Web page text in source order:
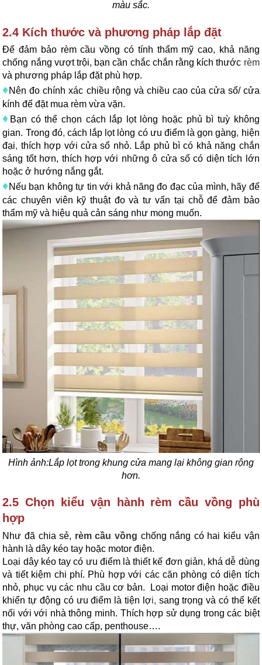
màu sắc.
2.4 Kích thước và phương pháp lắp đặt
Để đảm bảo rèm cầu vồng có tính thẩm mỹ cao, khả năng
chống nắng vượt trội, bạn cần chắc chắn rằng kích thước rèm
và phương pháp lắp đặt phù hợp.
♦Nên đo chính xác chiều rộng và chiều cao của cửa sổ/ cửa
kính để đặt mua rèm vừa vặn.
♦ Bạn có thể chọn cách lắp lọt lòng hoặc phủ bì tuỳ không
gian. Trong đó, cách lắp lọt lòng có ưu điểm là gọn gàng, hiện
đại, thích hợp với cửa sổ nhỏ. Lắp phủ bì có khả năng chắn
sáng tốt hơn, thích hợp với những ô cửa sổ có diện tích lớn
hoặc ở hướng nắng gắt.
♦Nếu bạn không tự tin với khả năng đo đạc của mình, hãy để
các chuyên viên kỹ thuật đo và tư vấn tại chỗ để đảm bảo
thẩm mỹ và hiệu quả cản sáng như mong muốn.
Hình ảnh:Lắp lọt trong khung cửa mang lại không gian rộng
hơn.
2.5 Chọn kiểu vận hành rèm cầu vồng phù
hợp
Như đã chia sẻ, rèm cầu vồng chống nắng có hai kiểu vận
hành là dây kéo tay hoặc motor điện.
Loại dây kéo tay có ưu điểm là thiết kế đơn giản, khá dễ dùng
và tiết kiệm chi phí. Phù hợp với các căn phòng có diện tích
nhỏ, phục vụ các nhu cầu cơ bản. Loại motor điện hoặc điều
khiển tự động có ưu điểm là tiện lợi, sang trọng và có thể kết
nối với với nhà thông minh. Thích hợp sử dụng trong các biệt
thự, văn phòng cao cấp, penthouse….